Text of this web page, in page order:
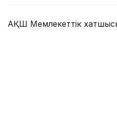
АҚШ Мемлекеттік